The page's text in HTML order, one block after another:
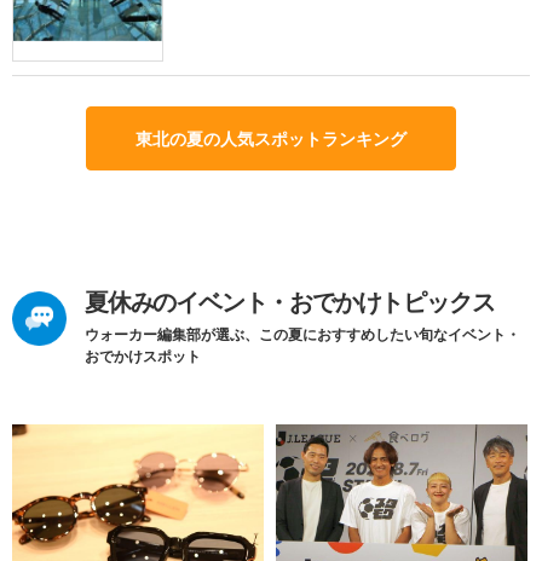
東北の夏の人気スポットランキング
夏休みのイベント・おでかけトピックス
ウォーカー編集部が選ぶ、この夏におすすめしたい旬なイベント・
おでかけスポット